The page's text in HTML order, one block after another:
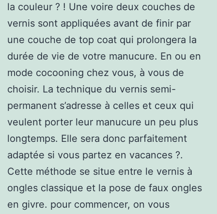
la couleur ? ! Une voire deux couches de
vernis sont appliquées avant de finir par
une couche de top coat qui prolongera la
durée de vie de votre manucure. En ou en
mode cocooning chez vous, à vous de
choisir. La technique du vernis semi-
permanent s’adresse à celles et ceux qui
veulent porter leur manucure un peu plus
longtemps. Elle sera donc parfaitement
adaptée si vous partez en vacances ?.
Cette méthode se situe entre le vernis à
ongles classique et la pose de faux ongles
en givre. pour commencer, on vous